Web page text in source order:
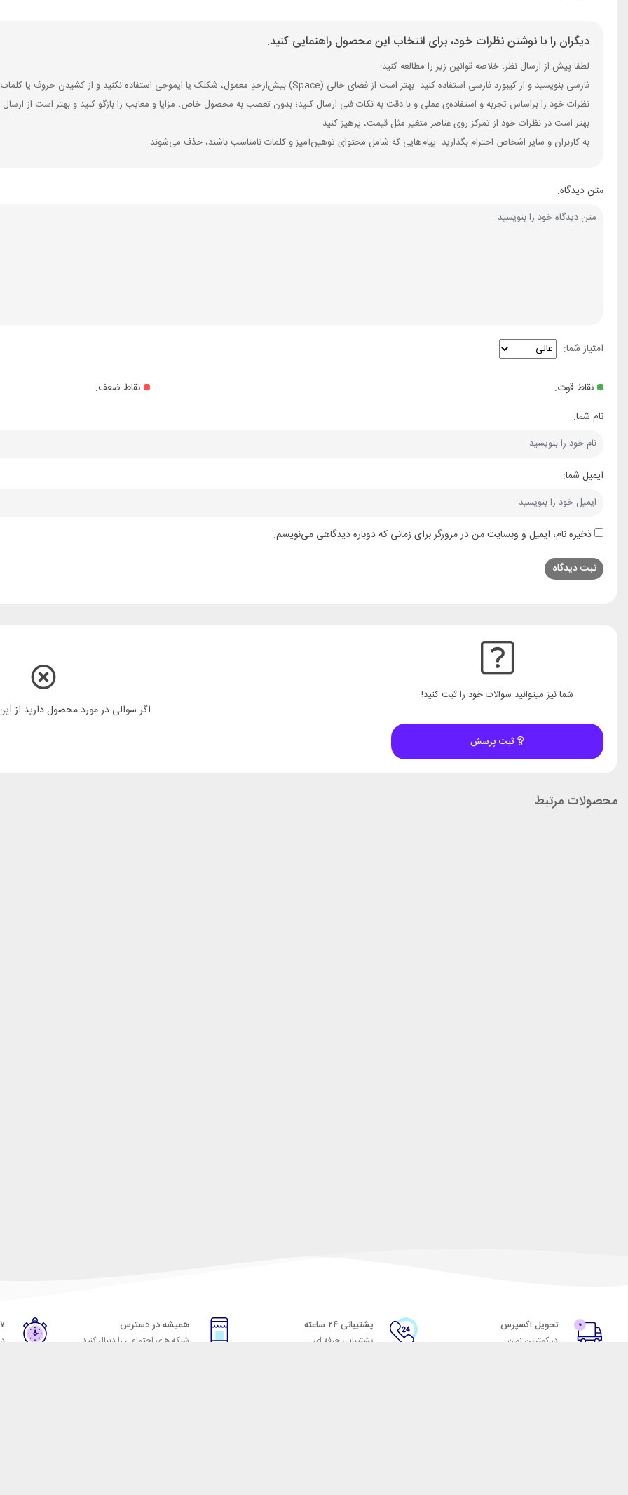
دیگران را با نوشتن نظرات خود، برای انتخاب این محصول راهنمایی کنید.
لطفا پیش از ارسال نظر، خلاصه قوانین زیر را مطالعه کنید:
فارسی بنویسید و از کیبورد فارسی استفاده کنید. بهتر است از فضای خالی (Space) بیش‌از‌حدِ معمول، شکلک یا ایموجی استفاده نکنید و از کشیدن حروف یا کلمات با صفحه‌کلید بپرهیزید.
نظرات خود را براساس تجربه و استفاده‌ی عملی و با دقت به نکات فنی ارسال کنید؛ بدون تعصب به محصول خاص، مزایا و معایب را بازگو کنید و بهتر است از
بهتر است در نظرات خود از تمرکز روی عناصر متغیر مثل قیمت، پرهیز کنید.
به کاربران و سایر اشخاص احترام بگذارید. پیام‌هایی که شامل محتوای توهین‌آمیز و کلمات نامناسب باشند، حذف می‌شوند.
متن دیدگاه:
امتیاز شما:
نقاط قوت:
نقاط ضعف:
نام شما:
ایمیل شما:
ذخیره نام، ایمیل و وبسایت من در مرورگر برای زمانی که دوباره دیدگاهی می‌نویسم.
شما نیز میتوانید سوالات خود را ثبت کنید!
ثبت پرسش
اگر سوالی در مورد محصول دارید از
محصولات مرتبط
تحویل اکسپرس
در کمترین زمان
پشتیبانی ۲۴ ساعته
پشتیبانی حرفه ای
همیشه در دسترس
شبکه های اجتماعی را دنبال کنید
۷ روز ضمانت بازگشت